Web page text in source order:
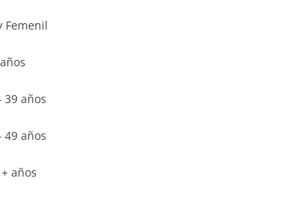
Femenil
39 años
49 años
años